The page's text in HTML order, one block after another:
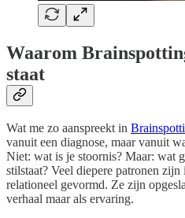
Waarom
staat
Wat me zo aanspreekt in
vanuit een diagnose, maar vanuit
Niet: wat is je stoornis? Maar: wat
stilstaat? Veel diepere patronen
relationeel gevormd. Ze zijn
verhaal maar als ervaring.